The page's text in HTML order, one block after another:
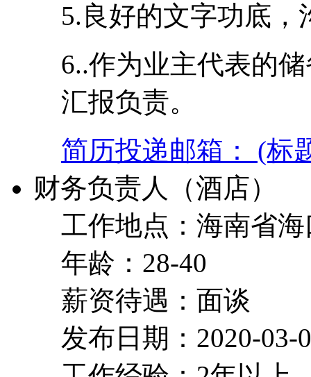
5.良好的文字功底
6..作为业主代表的
汇报负责。
简历投递邮箱： (标
财务负责人（酒店）
工作地点：海南省
年龄：28-40
薪资待遇：面谈
发布日期：2020-03-